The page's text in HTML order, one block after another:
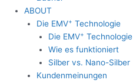
ABOUT
Die EMV+ Technologie
Die EMV+ Technologie
Wie es funktioniert
Silber vs. Nano-Silber
Kundenmeinungen